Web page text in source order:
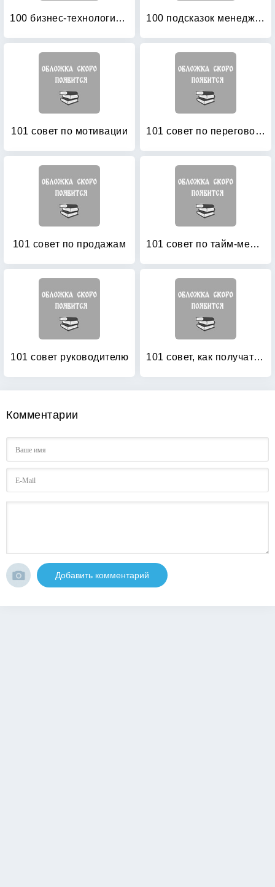
100 бизнес-технологий: Как поднять компанию на новый уровень 100 подсказок менеджеру по продажам
101 совет по мотивации 101 совет по переговорам
101 совет по продажам 101 совет по тайм-менеджменту
101 совет руководителю 101 совет, как получать радость от работы
Комментарии